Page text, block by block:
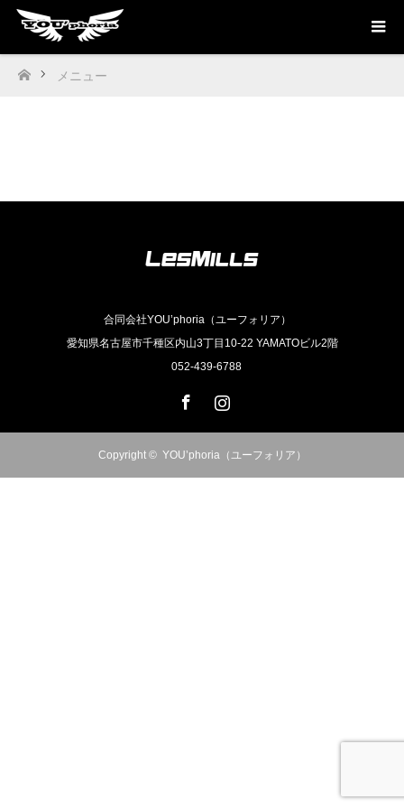
ホーム
メニュー
合同会社YOU’phoria（ユーフォリア）
愛知県名古屋市千種区内山3丁目10-22 YAMATOビル2階
052-439-6788
Copyright © YOU’phoria（ユーフォリア）